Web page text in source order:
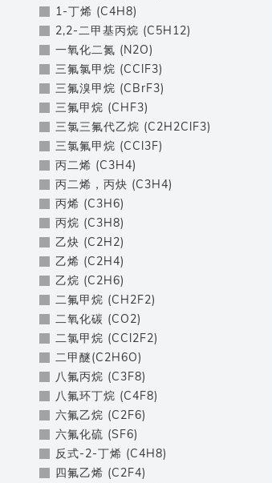
1-丁烯 (C4H8)
2,2-二甲基丙烷 (C5H12)
一氧化二氮 (N2O)
三氟氯甲烷 (CClF3)
三氟溴甲烷 (CBrF3)
三氟甲烷 (CHF3)
三氯三氟代乙烷 (C2H2ClF3)
三氯氟甲烷 (CCl3F)
丙二烯 (C3H4)
丙二烯，丙炔 (C3H4)
丙烯 (C3H6)
丙烷 (C3H8)
乙炔 (C2H2)
乙烯 (C2H4)
乙烷 (C2H6)
二氟甲烷 (CH2F2)
二氧化碳 (CO2)
二氯甲烷 (CCl2F2)
二甲醚(C2H6O)
八氟丙烷 (C3F8)
八氟环丁烷 (C4F8)
六氟乙烷 (C2F6)
六氟化硫 (SF6)
反式-2-丁烯 (C4H8)
四氟乙烯 (C2F4)